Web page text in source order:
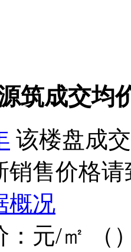
筑成交均
该楼盘成
销售价格
概况
元/㎡ （